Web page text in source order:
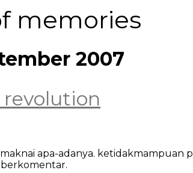
memories
2007
apa-adanya. ketidakmampuan